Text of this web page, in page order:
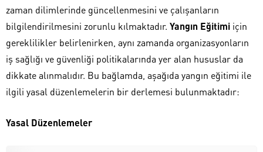
zaman dilimlerinde güncellenmesini ve çalışanların
bilgilendirilmesini zorunlu kılmaktadır. Yangın Eğitimi için
gereklilikler belirlenirken, aynı zamanda organizasyonların
iş sağlığı ve güvenliği politikalarında yer alan hususlar da
dikkate alınmalıdır. Bu bağlamda, aşağıda yangın eğitimi ile
ilgili yasal düzenlemelerin bir derlemesi bulunmaktadır:
Yasal Düzenlemeler